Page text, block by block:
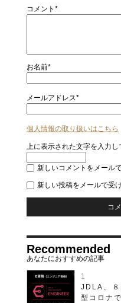
コメント*
お名前*
メールアドレス*
個人情報の取り扱いはこちら
上に表示された文字を入力し
新しいコメントをメール
新しい投稿をメールで受
Recommended
JDLA、
型コロナで